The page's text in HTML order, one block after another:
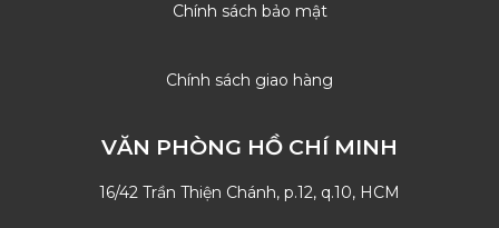
Chính sách bảo mật
Chính sách giao hàng
VĂN PHÒNG HỒ CHÍ MINH
16/42 Trần Thiện Chánh, p.12, q.10, HCM